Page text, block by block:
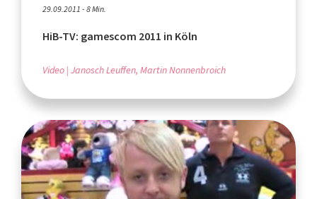
29.09.2011 - 8 Min.
HiB-TV: gamescom 2011 in Köln
Video Janosch Leuffen, Martin Nonnenbroich